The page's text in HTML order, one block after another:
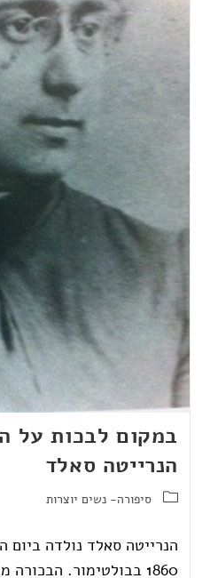
במקום לבכות על
הנרייטה סאלד
סיפורה- נשים יוצרות
הנרייטה סאלד נולדה
1860 בבולטימור.